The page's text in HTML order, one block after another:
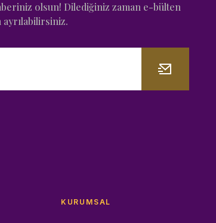
olsun! Dilediğiniz zaman e-bülten
KURUMSAL